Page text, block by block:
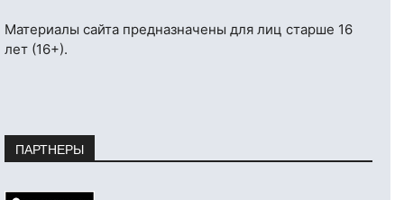
Материалы сайта предназначены для лиц старше 16
лет (16+).
ПАРТНЕРЫ